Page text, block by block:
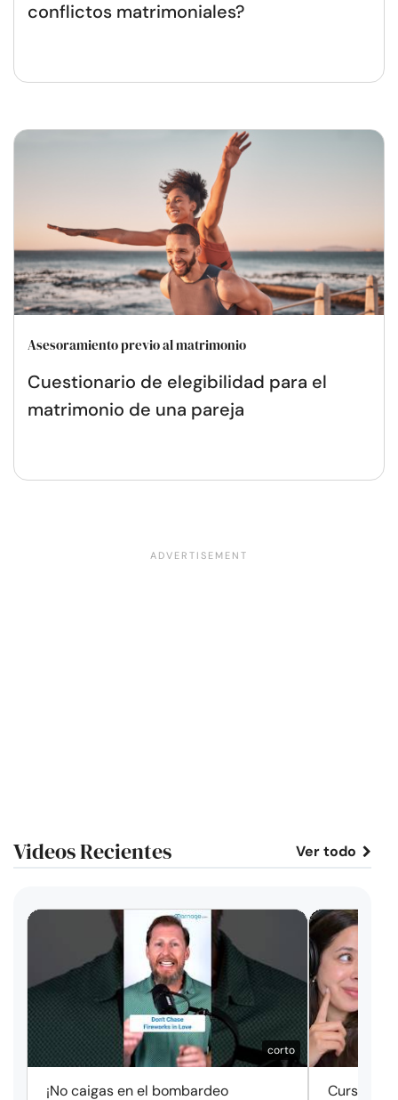
conflictos matrimoniales?
Asesoramiento previo al matrimonio
Cuestionario de elegibilidad para el
matrimonio de una pareja
Videos Recientes Ver todo
corto
¡No caigas en el bombardeo Cursos